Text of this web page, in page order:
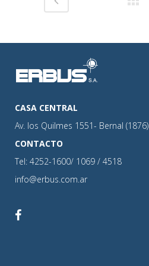
CASA CENTRAL
Av. los Quilmes 1551- Bernal (1876)
CONTACTO
Tel: 4252-1600/ 1069 / 4518
info@erbus.com.ar